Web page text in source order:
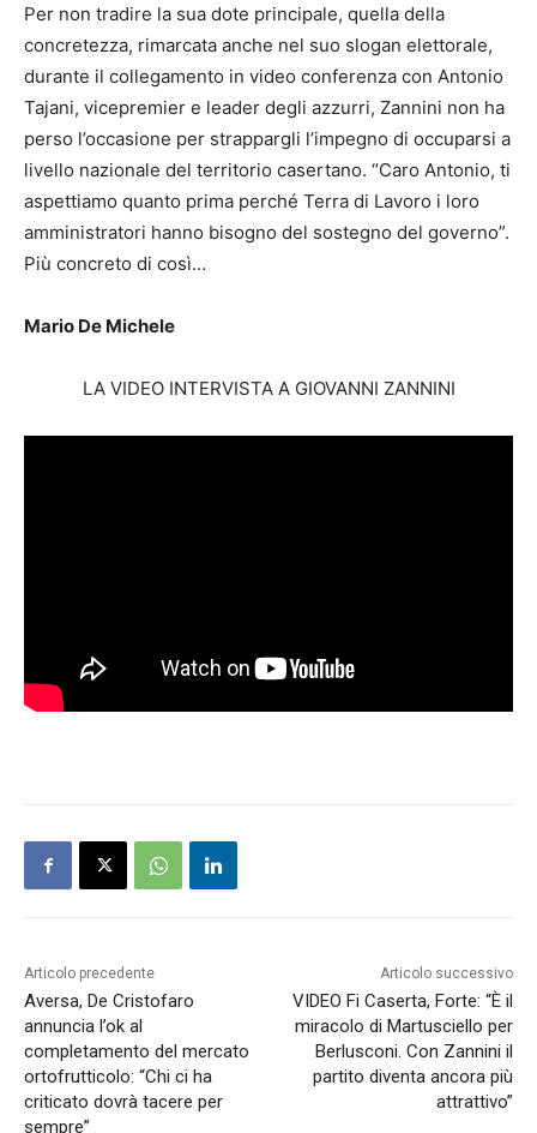
Per non tradire la sua dote principale, quella della
concretezza, rimarcata anche nel suo slogan elettorale,
durante il collegamento in video conferenza con Antonio
Tajani, vicepremier e leader degli azzurri, Zannini non ha
perso l’occasione per strappargli l’impegno di occuparsi a
livello nazionale del territorio casertano. “Caro Antonio, ti
aspettiamo quanto prima perché Terra di Lavoro i loro
amministratori hanno bisogno del sostegno del governo”.
Più concreto di così…
Mario De Michele
LA VIDEO INTERVISTA A GIOVANNI ZANNINI
Articolo precedente
Aversa, De Cristofaro
annuncia l’ok al
completamento del mercato
ortofrutticolo: “Chi ci ha
criticato dovrà tacere per
sempre”
Articolo successivo
VIDEO Fi Caserta, Forte: “È il
miracolo di Martusciello per
Berlusconi. Con Zannini il
partito diventa ancora più
attrattivo”